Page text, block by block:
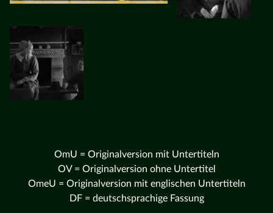
OmU = Originalversion mit Untertiteln
OV = Originalversion ohne Untertitel
OmeU = Originalversion mit englischen Untertiteln
DF = deutschsprachige Fassung